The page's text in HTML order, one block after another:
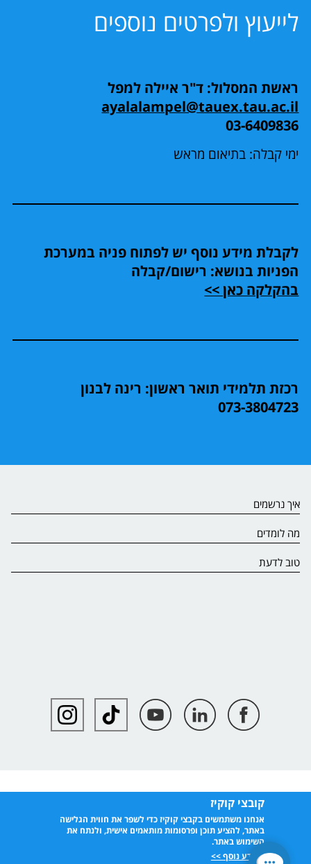
קובצי קוקיז
אנחנו משתמשים בקבצי קוקיז כדי לשפר את חווית הגלישה
באתר, להציע תוכן ופרסומות מותאמים אישית, ולנתח את
השימוש באתר.
למידע נוסף >>
לייעוץ ולפרטים נוספים
ראשת המסלול: ד"ר איילה למפל
ayalalampel@tauex.tau.ac.il
03-6409836
ימי קבלה: בתיאום מראש
לקבלת מידע נוסף יש לפתוח פניה במערכת
הפניות בנושא: רישום/קבלה
בהקלקה כאן >>
רכזת תלמידי תואר ראשון: רינה לבנון
073-3804723
איך נרשמים
מה לומדים
טוב לדעת